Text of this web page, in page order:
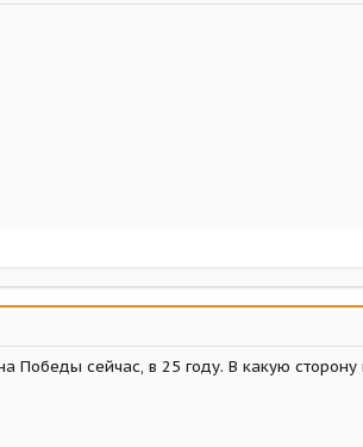
сейчас, в 25 году. В какую сторону